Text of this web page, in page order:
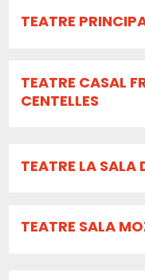
TEATRE
TEATRE CASAL
CENTELLES
TEATRE LA SALA
TEATRE SALA